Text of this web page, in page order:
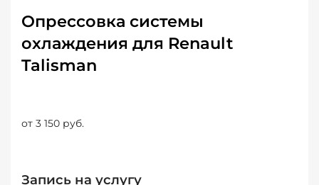
Опрессовка системы
охлаждения для Renault
Talisman
от 3 150 руб.
Запись на услугу